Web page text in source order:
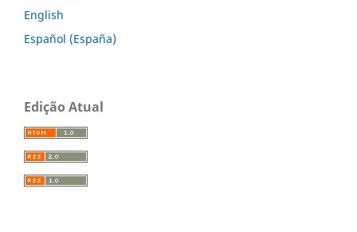
English
Español (España)
Edição Atual